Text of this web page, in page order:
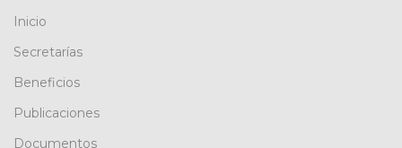
Inicio
Secretarías
Beneficios
Publicaciones
Documentos